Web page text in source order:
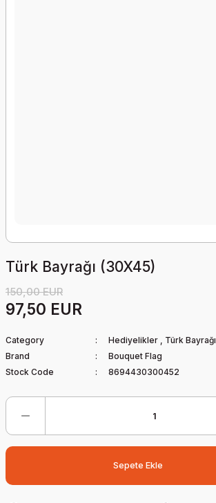
Türk Bayrağı (30X45)
150,00 EUR
97,50 EUR
Category Hediyelikler , Türk Bayrağı
Brand
Bouquet Flag
Stock Code
8694430300452
Sepete Ekle